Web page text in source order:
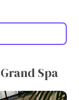
Spa